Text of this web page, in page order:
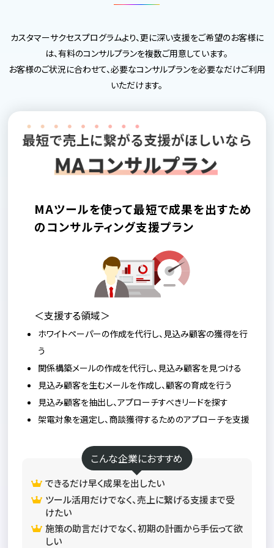
カスタマーサクセスプログラムより、更に深い支援をご希望のお客様に
は、有料のコンサルプランを複数ご用意しています。
お客様のご状況に合わせて、必要なコンサルプランを必要なだけご利用
いただけます。
MAツールを使って最短で成果を出すため
のコンサルティング支援プラン
＜支援する領域＞
ホワイトペーパーの作成を代行し、見込み顧客の獲得を行
う
関係構築メールの作成を代行し、見込み顧客を見つける
見込み顧客を生むメールを作成し、顧客の育成を行う
見込み顧客を抽出し、アプローチすべきリードを探す
架電対象を選定し、商談獲得するためのアプローチを支援
こんな企業におすすめ
できるだけ早く成果を出したい
ツール活用だけでなく、売上に繋げる支援まで受
けたい
施策の助言だけでなく、初期の計画から手伝って欲
しい